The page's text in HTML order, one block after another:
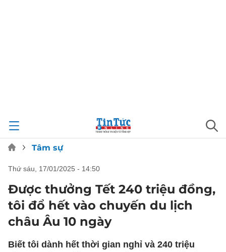
Tâm sự
thứ sáu, 17/01/2025 - 14:50
Được thưởng Tết 240 triệu đồng,
tôi đổ hết vào chuyến du lịch
châu Âu 10 ngày
Biết tôi dành hết thời gian nghỉ và 240 triệu